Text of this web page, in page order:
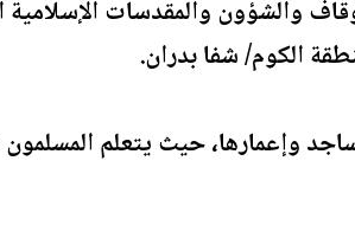
والشؤون والمقدسات
الكوم/ شفا بدران.
وإعمارها، حيث يتعلم المسلمون